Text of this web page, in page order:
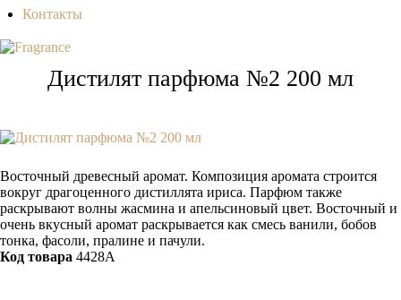
Контакты
Дистилят парфюма №2 200 мл
Восточный древесный аромат. Композиция аромата строится
вокруг драгоценного дистиллята ириса. Парфюм также
раскрывают волны жасмина и апельсиновый цвет. Восточный и
очень вкусный аромат раскрывается как смесь ванили, бобов
тонка, фасоли, пралине и пачули.​
Код товара 4428А